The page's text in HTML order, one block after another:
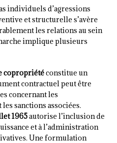
individuels d’agressions
et structurelle s’avère
les relations au sein
implique plusieurs
copropriétéconstitue un
contractuel peut être
concernant les
sanctions associées.
1965autorise l’inclusion de
et à l’administration
Une formulation